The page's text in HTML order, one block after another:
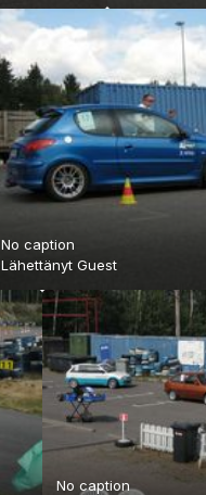
No caption
Lähettänyt Guest
No caption